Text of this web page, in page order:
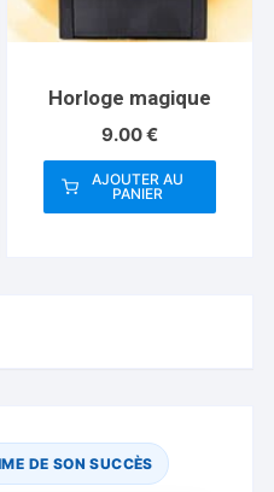
Horloge magique
9.00€
AJOUTER AU
PANIER
DE SON SUCCÈS